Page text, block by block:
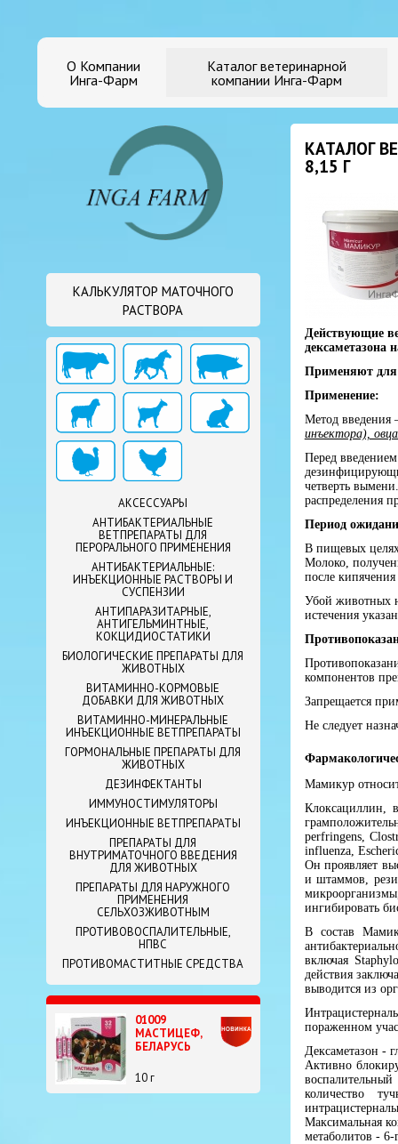
О Компании
Инга-Фарм
Каталог ветеринарной
компании Инга-Фарм
КАЛЬКУЛЯТОР МАТОЧНОГО
РАСТВОРА
АКСЕССУАРЫ
АНТИБАКТЕРИАЛЬНЫЕ
ВЕТПРЕПАРАТЫ ДЛЯ
ПЕРОРАЛЬНОГО ПРИМЕНЕНИЯ
АНТИБАКТЕРИАЛЬНЫЕ:
ИНЪЕКЦИОННЫЕ РАСТВОРЫ И
СУСПЕНЗИИ
АНТИПАРАЗИТАРНЫЕ,
АНТИГЕЛЬМИНТНЫЕ,
КОКЦИДИОСТАТИКИ
БИОЛОГИЧЕСКИЕ ПРЕПАРАТЫ ДЛЯ
ЖИВОТНЫХ
ВИТАМИННО-КОРМОВЫЕ
ДОБАВКИ ДЛЯ ЖИВОТНЫХ
ВИТАМИННО-МИНЕРАЛЬНЫЕ
ИНЪЕКЦИОННЫЕ ВЕТПРЕПАРАТЫ
ГОРМОНАЛЬНЫЕ ПРЕПАРАТЫ ДЛЯ
ЖИВОТНЫХ
ДЕЗИНФЕКТАНТЫ
ИММУНОСТИМУЛЯТОРЫ
ИНЪЕКЦИОННЫЕ ВЕТПРЕПАРАТЫ
ПРЕПАРАТЫ ДЛЯ
ВНУТРИМАТОЧНОГО ВВЕДЕНИЯ
ДЛЯ ЖИВОТНЫХ
ПРЕПАРАТЫ ДЛЯ НАРУЖНОГО
ПРИМЕНЕНИЯ
СЕЛЬХОЗЖИВОТНЫМ
ПРОТИВОВОСПАЛИТЕЛЬНЫЕ,
НПВС
ПРОТИВОМАСТИТНЫЕ СРЕДСТВА
01009
МАСТИЦЕФ,
БЕЛАРУСЬ
10 г
КАТАЛОГ
8,15 Г
Действующие
дексаметазона
Применяют для
Применение:
Метод
инъектора),
Перед
четверть
распределения
Период
В пищевых целях
Молоко,
после
Убой животных
истечения
компонентов
Запрещается
Не следует
Мамикур
Клоксациллин,
perfringens,
influenza,
Он проявляет
и штаммов,
ингибировать
В состав
включая
действия
выводится из
пораженном
Дексаметазон -
Активно
количество
Максимальная
метаболитов - 6-